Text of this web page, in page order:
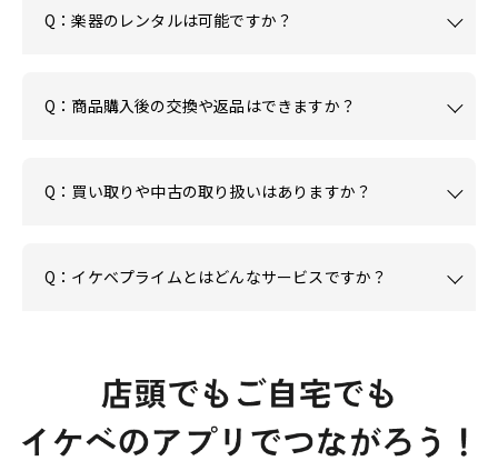
Q：楽器のレンタルは可能ですか？
Q：商品購入後の交換や返品はできますか？
Q：買い取りや中古の取り扱いはありますか？
Q：イケベプライムとはどんなサービスですか？